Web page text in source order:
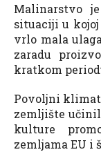
Malinarstvo
situaciji u
vrlo mala
zaradu
kratkom
Povoljni
zemljište
kulture
zemljama EU i